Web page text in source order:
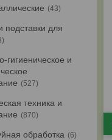
43
подставки для
гигиеническое и
527
техника и
870
обработка 6